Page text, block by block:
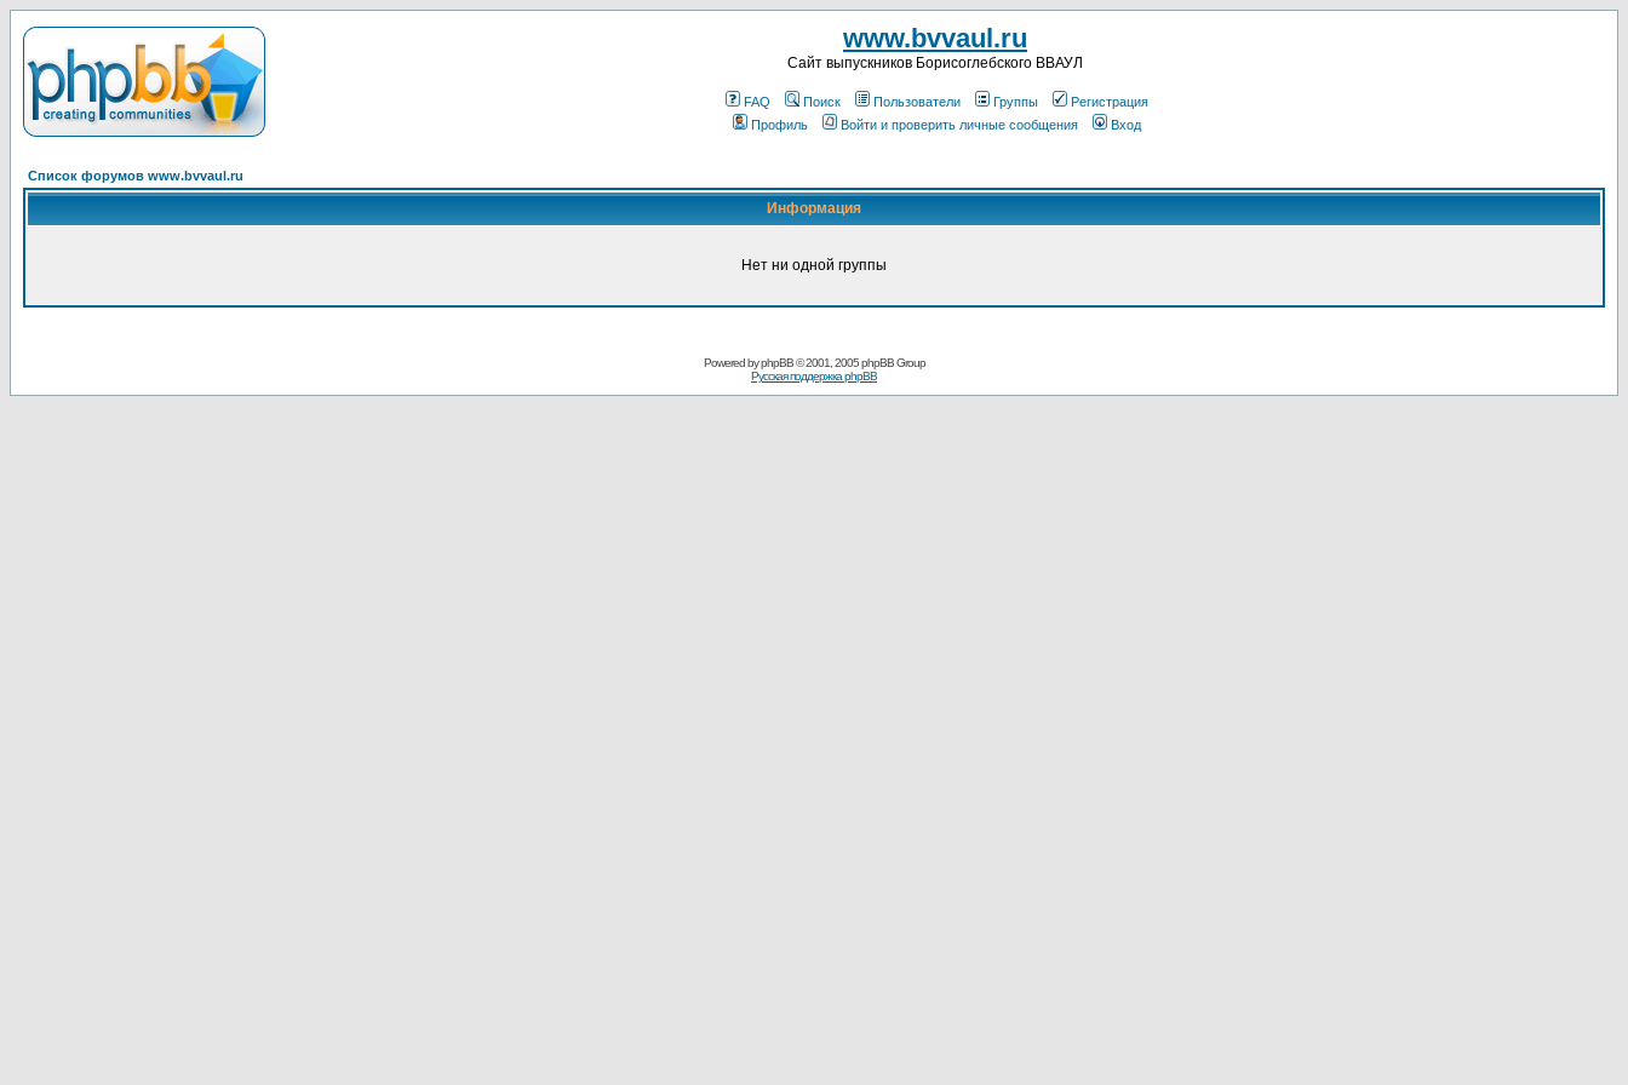
www.bvvaul.ru
Cайт выпускников Борисоглебского ВВАУЛ
FAQ Поиск Пользователи Группы
Регистрация
Профиль
Войти и проверить личные сообщения Вход
Список форумов www.bvvaul.ru
Информация
Нет ни одной группы
Powered byphpBB© 2001, 2005 phpBB Group
Русская поддержка phpBB